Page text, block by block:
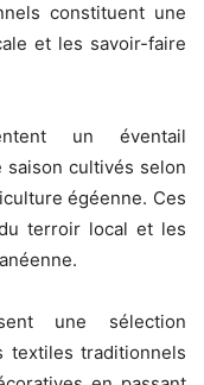
constituent une
et les savoir-faire
un éventail
cultivés selon
égéenne. Ces
terroir local et les
une sélection
textiles traditionnels